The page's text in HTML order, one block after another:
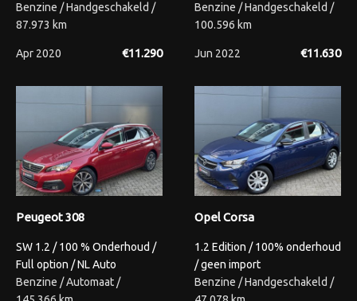
Benzine / Handgeschakeld /
87.973 km
Apr 2020 €11.290
Benzine / Handgeschakeld /
100.596 km
Jun 2022 €11.630
Peugeot 308
SW 1.2 / 100 % Onderhoud /
Full option / NL Auto
Benzine / Automaat /
Opel Corsa
1.2 Edition / 100% onderhoud
/ geen import
Benzine / Handgeschakeld /